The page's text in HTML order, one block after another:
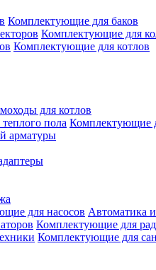
Комплектующие для баков
Комплектующие для
Комплектующие для котлов
для котлов
Комплектующие
арматуры
Автоматика
Комплектующие для
Комплектующие для